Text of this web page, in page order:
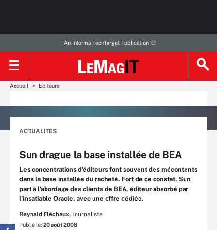
An Informa TechTarget Publication
Accueil Editeurs
ACTUALITES
Sun drague la base installée de BEA
Les concentrations d'éditeurs font souvent des mécontents
dans la base installée du racheté. Fort de ce constat, Sun
part à l'abordage des clients de BEA, éditeur absorbé par
l'insatiable Oracle, avec une offre dédiée.
Reynald Fléchaux, Journaliste
Publié le: 20 août 2008